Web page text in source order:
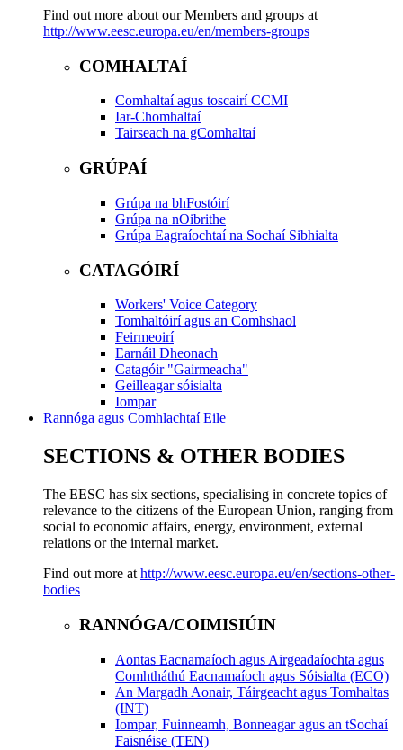
Find out more about our Members and groups at
http://www.eesc.europa.eu/en/members-groups
COMHALTAÍ
Comhaltaí agus toscairí CCMI
Iar-Chomhaltaí
Tairseach na gComhaltaí
GRÚPAÍ
Grúpa na bhFostóirí
Grúpa na nOibrithe
Grúpa Eagraíochtaí na Sochaí Sibhialta
CATAGÓIRÍ
Workers' Voice Category
Tomhaltóirí agus an Comhshaol
Feirmeoirí
Earnáil Dheonach
Catagóir "Gairmeacha"
Geilleagar sóisialta
Iompar
Rannóga agus Comhlachtaí Eile
SECTIONS & OTHER BODIES
The EESC has six sections, specialising in concrete topics of
relevance to the citizens of the European Union, ranging from
social to economic affairs, energy, environment, external
relations or the internal market.
Find out more at http://www.eesc.europa.eu/en/sections-other-
bodies
RANNÓGA/COIMISIÚIN
Aontas Eacnamaíoch agus Airgeadaíochta agus
Comhtháthú Eacnamaíoch agus Sóisialta (ECO)
An Margadh Aonair, Táirgeacht agus Tomhaltas
(INT)
Iompar, Fuinneamh, Bonneagar agus an tSochaí
Faisnéise (TEN)